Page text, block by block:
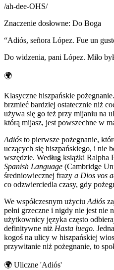
/ah-dee-OHS/
Znaczenie dosłowne: Do Boga
“Adiós, señora López. Fue un
Do widzenia, pani López. Miło
🌍
Klasyczne hiszpańskie
brzmieć bardziej ostatecznie niż
używa się go też przy mijaniu na
którą mijasz, jest powszechne w
Adiós to pierwsze pożegnanie,
uczących się hiszpańskiego, i nie
wszędzie. Według książki Ralpha
Spanish Language (Cambridge
średniowiecznej frazy a Dios vos
co odzwierciedla czasy, gdy
We współczesnym użyciu Adiós
pełni grzeczne i nigdy nie jest nie
użytkownicy języka często
definitywne niż Hasta luego.
kogoś na ulicy w hiszpańskiej
przywitanie niż pożegnanie, to
🌍 Uliczne 'Adiós'